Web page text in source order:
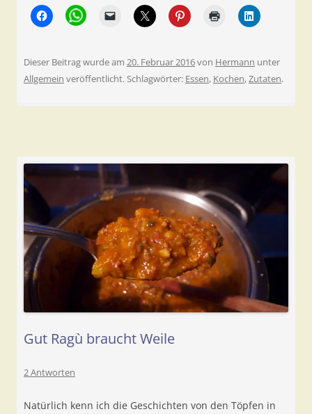
Dieser Beitrag wurde am 20. Februar 2016von Hermann unter
Allgemein veröffentlicht. Schlagwörter: Essen, Kochen,Zutaten.
Gut Ragù braucht Weile
2 Antworten
Natürlich kenn ich die Geschichten von den Töpfen in